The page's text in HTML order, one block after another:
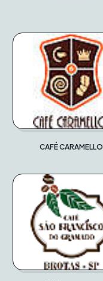
CAFÉ CARAMELLO